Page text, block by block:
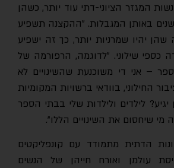
הציוני-דתי עוד יותר, כשהן
באותן המגבלות. "ההקצנה תשפיע
יהיו שמרניות יותר, כך זה ישפיע
שילוני. "לדוגמה, הרפורמה של
אני די משוכנעת שהשינויים לא
החילוני, בוודאי ברשויות המקומיות
לילדים ולילדות שלי בבתי הספר
את השינויים הללו".
הדתית מתמודד עם קונפליקטים
עולמן ואורח חייהן של הנשים